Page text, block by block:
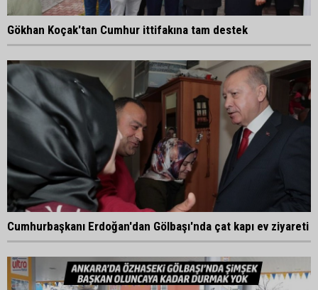
Gökhan Koçak'tan Cumhur ittifakına tam destek
Cumhurbaşkanı Erdoğan'dan Gölbaşı'nda çat kapı ev ziyareti